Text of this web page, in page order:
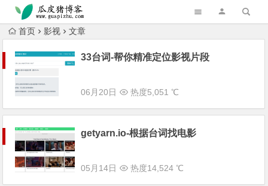
跳转到主内容
首页 影视 文章
33台词-帮你精准定位影视片段
06月20日 热度5,051 ℃
getyarn.io-根据台词找电影
05月14日 热度14,524 ℃